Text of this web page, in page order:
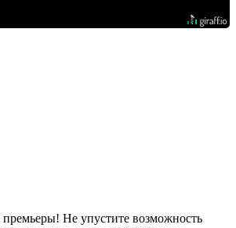
Не упустите возможность